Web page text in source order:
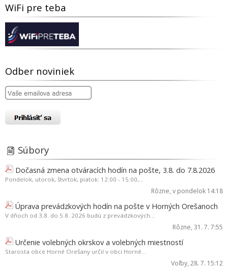
WiFi pre teba
Odber noviniek
Súbory
Dočasná zmena otváracích hodín na pošte, 3.8. do 7.8.2026
Pondelok, utorok, štvrtok, piatok: 12:00 - 15:00,...
Rôzne, v pondelok 14:18
Úprava prevádzkových hodín na pošte v Horných Orešanoch
V dňoch od 3.8. do 5.8. 2026 budú z prevádzkových...
Rôzne, 31. 7. 7:55
Určenie volebných okrskov a volebných miestností
Starosta obce Horné Orešany určil v obci Horné...
Voľby, 28. 7. 15:12